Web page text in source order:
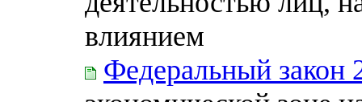
влиянием
Федеральный закон